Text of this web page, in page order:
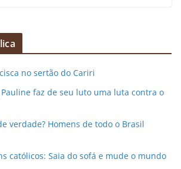
no sertão do Cariri
Pauline faz de seu luto uma luta contra o
verdade? Homens de todo o Brasil
católicos: Saia do sofá e mude o mundo